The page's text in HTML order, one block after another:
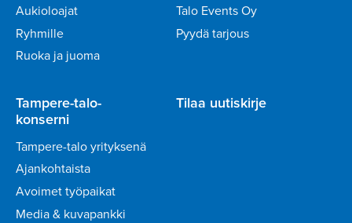
Aukioloajat
Ryhmille
Ruoka ja juoma
Talo Events Oy
Pyydä tarjous
Tampere-talo-
konserni
Tampere-talo yrityksenä
Ajankohtaista
Avoimet työpaikat
Media & kuvapankki
Tilaa uutiskirje